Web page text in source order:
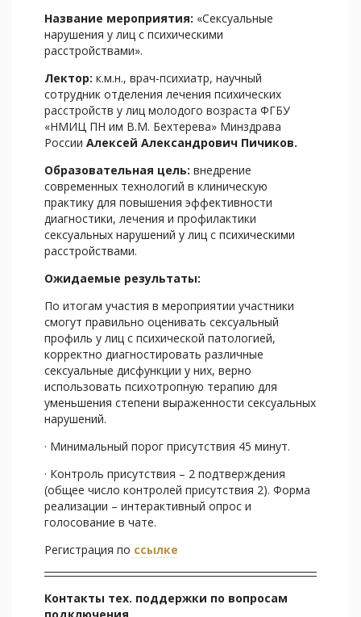
Название мероприятия: «Сексуальные
нарушения у лиц с психическими
расстройствами».
Лектор: к.м.н., врач-психиатр, научный
сотрудник отделения лечения психических
расстройств у лиц молодого возраста ФГБУ
«НМИЦ ПН им В.М. Бехтерева» Минздрава
России Алексей Александрович Пичиков.
Образовательная цель: внедрение
современных технологий в клиническую
практику для повышения эффективности
диагностики, лечения и профилактики
сексуальных нарушений у лиц с психическими
расстройствами.
Ожидаемые результаты:
По итогам участия в мероприятии участники
смогут правильно оценивать сексуальный
профиль у лиц с психической патологией,
корректно диагностировать различные
сексуальные дисфункции у них, верно
использовать психотропную терапию для
уменьшения степени выраженности сексуальных
нарушений.
· Минимальный порог присутствия 45 минут.
· Контроль присутствия – 2 подтверждения
(общее число контролей присутствия 2). Форма
реализации – интерактивный опрос и
голосование в чате.
Регистрация по ссылке
Контакты тех. поддержки по вопросам